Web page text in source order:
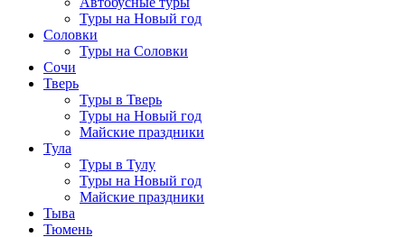
Туры на Новый год
Соловки
Туры на Соловки
Сочи
Тверь
Туры в Тверь
Туры на Новый год
Майские праздники
Тула
Туры в Тулу
Туры на Новый год
Майские праздники
Тыва
Тюмень